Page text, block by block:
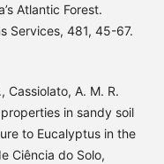
Atlantic Forest.
Services, 481, 45-67.
Cassiolato, A. M. R.
in sandy soil
to Eucalyptus in the
Ciência do Solo,